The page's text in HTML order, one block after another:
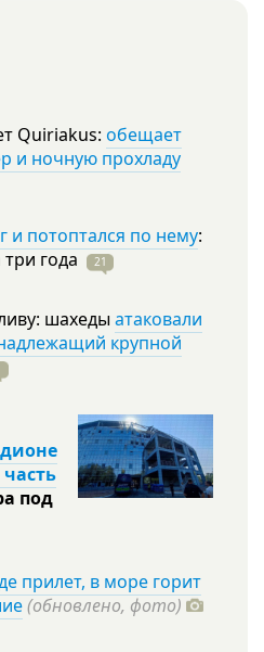
Quiriakus: обещает
и ночную прохладу
и потоптался по нему:
три года 21
шахеды атаковали
крупной
под
прилет, в море горит
(обновлено, фото)